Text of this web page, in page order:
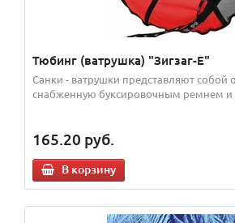
Тюбинг (ватрушка) "Зигзаг-Е"
Санки - ватрушки представляют собой
снабженную буксировочным ремнем и
165.20 руб.
В корзину